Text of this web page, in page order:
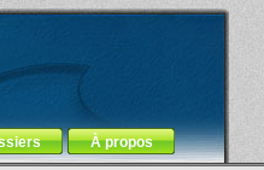
À propos